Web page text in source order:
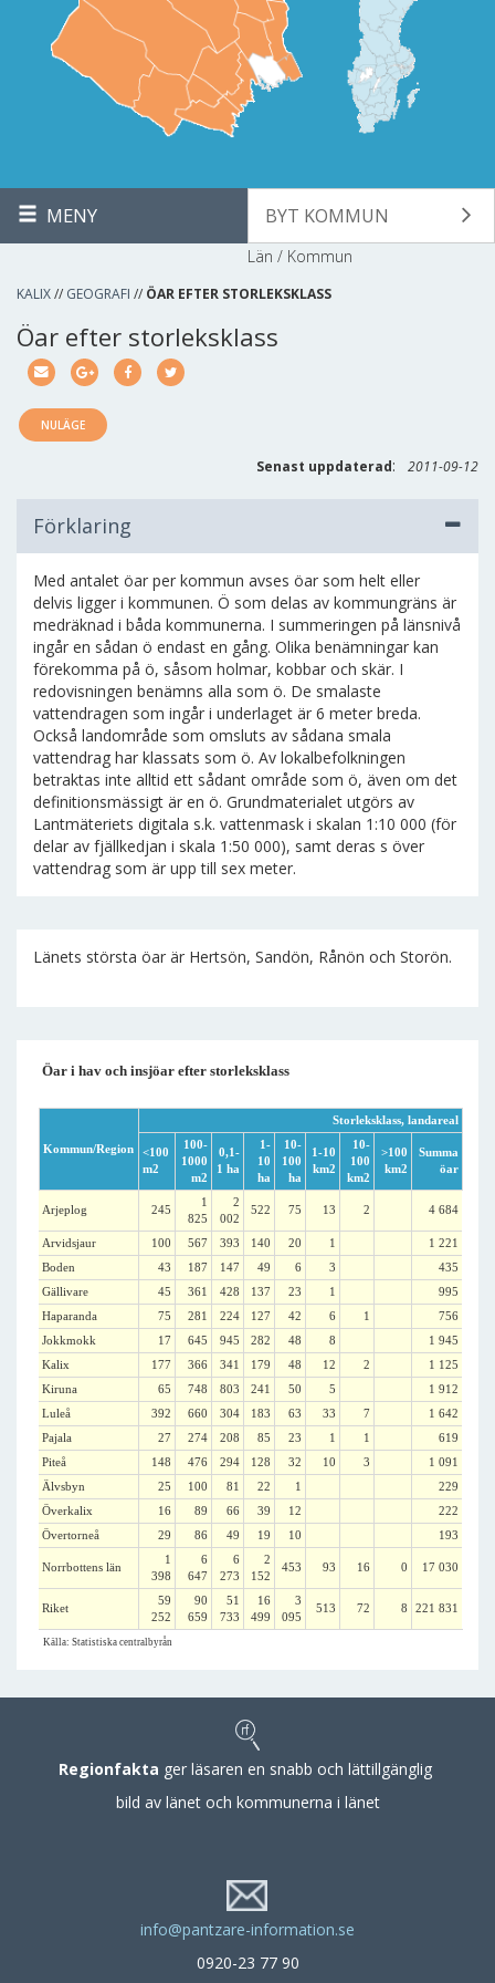
MENY BYT KOMMUN
Län / Kommun
KALIX// GEOGRAFI // ÖAR EFTER STORLEKSKLASS
Öar efter storleksklass
NULÄGE
Senast uppdaterad: 2011-09-12
Förklaring
Med antalet öar per kommun avses öar som helt eller
delvis ligger i kommunen. Ö som delas av kommungräns är
medräknad i båda kommunerna. I summeringen på länsnivå
ingår en sådan ö endast en gång. Olika benämningar kan
förekomma på ö, såsom holmar, kobbar och skär. I
redovisningen benämns alla som ö. De smalaste
vattendragen som ingår i underlaget är 6 meter breda.
Också landområde som omsluts av sådana smala
vattendrag har klassats som ö. Av lokalbefolkningen
betraktas inte alltid ett sådant område som ö, även om det
definitionsmässigt är en ö. Grundmaterialet utgörs av
Lantmäteriets digitala s.k. vattenmask i skalan 1:10 000 (för
delar av fjällkedjan i skala 1:50 000), samt deras s över
vattendrag som är upp till sex meter.
Länets största öar är Hertsön, Sandön, Rånön och Storön.
Öar i hav och insjöar efter storleksklass
Kommun/Region
Storleksklass, landareal
<100
m2
100-
1000
m2
0,1-
1 ha
1-
10
ha
10-
100
ha
1-10
km2
10-
100
km2
>100
km2
Summa
öar
Arjeplog 245
1
825
2
002
522 75 13 2 4 684
Arvidsjaur 100 567 393 140 20 1
1 221
Boden
43 187 147 49 6 3
435
Gällivare
45 361 428 137 23 1
995
Haparanda
75 281 224 127 42 6 1
756
Jokkmokk
17 645 945 282 48 8
1 945
Kalix
177 366 341 179 48 12 2
1 125
Kiruna
65 748 803 241 50 5
1 912
Luleå
392 660 304 183 63 33 7
1 642
Pajala
27 274 208 85 23 1 1
619
Piteå
148 476 294 128 32 10 3
1 091
Älvsbyn
25 100 81 22 1
229
Överkalix
16 89 66 39 12
222
Övertorneå
29 86 49 19 10 193
Norrbottens län
1
398
6
647
6
273
2
152
453 93 16 0 17 030
Riket
59
252
90
659
51
733
16
499
3
095
513 72 8 221 831
Källa: Statistiska centralbyrån
Regionfakta ger läsaren en snabb och lättillgänglig
bild av länet och kommunerna i länet
info@pantzare-information.se
0920-23 77 90